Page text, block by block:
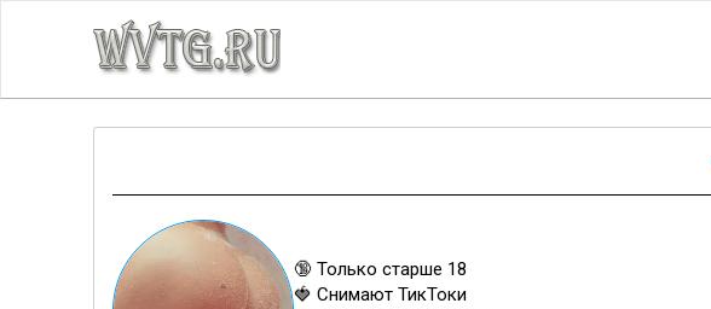
🔞 Только старше 18
🍓 Снимают ТикТоки